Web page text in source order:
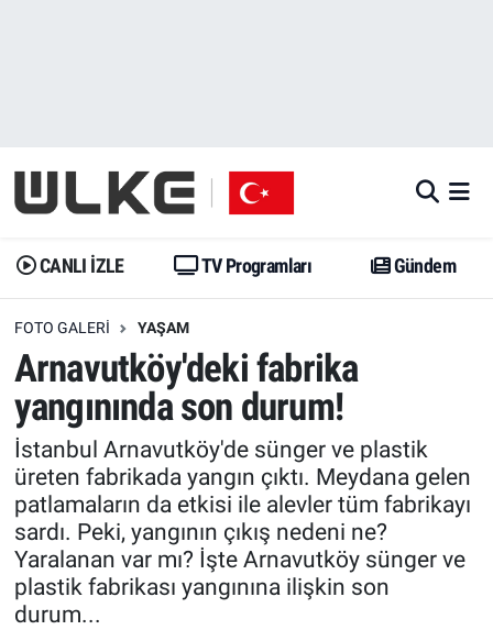
CANLI İZLE TV Programları Gündem
FOTO GALERI YAŞAM
Arnavutköy'deki fabrika
yangınında son durum!
İstanbul Arnavutköy'de sünger ve plastik
üreten fabrikada yangın çıktı. Meydana gelen
patlamaların da etkisi ile alevler tüm fabrikayı
sardı. Peki, yangının çıkış nedeni ne?
Yaralanan var mı? İşte Arnavutköy sünger ve
plastik fabrikası yangınına ilişkin son
durum...
Gündem
Dünya
Erişim Bilgileri
Ekonomi
Trend
Özel Haberler
Yazarlar
Gündem
Trend
Erişim Bilgileri
Spor
Ekonomi
Dünya
Medya
İstanbul Namaz Vakitleri
Trafik Durumu
Erişim Bilgileri
Tüm Manşetler
Son Dakika Haberleri
Haber Arşivi